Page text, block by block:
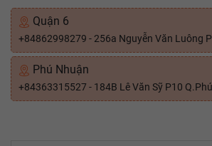
Quận 6
+84862998279 - 256a Nguyễn Văn Luông
Phú Nhuận
+84363315527 - 184B Lê Văn Sỹ P10